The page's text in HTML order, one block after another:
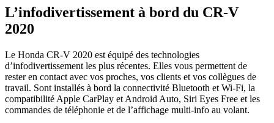
L’infodivertissement à bord du CR-V
2020
Le Honda CR-V 2020 est équipé des technologies
d’infodivertissement les plus récentes. Elles vous permettent de
rester en contact avec vos proches, vos clients et vos collègues de
travail. Sont installés à bord la connectivité Bluetooth et Wi-Fi, la
compatibilité Apple CarPlay et Android Auto, Siri Eyes Free et les
commandes de téléphonie et de l’affichage multi-info au volant.